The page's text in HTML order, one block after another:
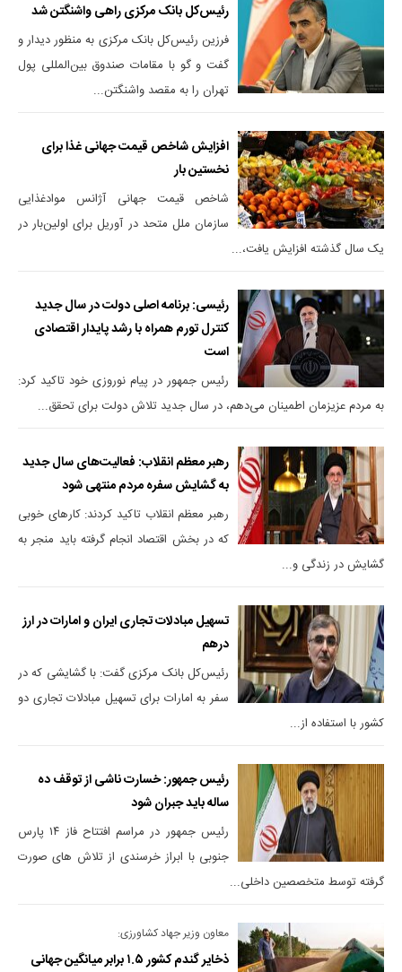
رئیس‌کل بانک مرکزی راهی واشنگتن شد
فرزین رئیس‌کل بانک مرکزی به منظور دیدار و
گفت و گو با مقامات صندوق بین‌المللی پول
تهران را به مقصد واشنگتن...
افزایش شاخص قیمت جهانی غذا برای
نخستین بار
شاخص قیمت جهانی آژانس موادغذایی
سازمان ملل متحد در آوریل برای اولین‌بار در
یک سال گذشته افزایش یافت،...
رئیسی: برنامه اصلی دولت در سال جدید
کنترل تورم همراه با رشد پایدار اقتصادی
است
رئیس جمهور در پیام نوروزی خود تاکید کرد:
به مردم عزیزمان اطمینان می‌دهم، در سال جدید تلاش دولت برای تحقق...
رهبر معظم انقلاب: فعالیت‌های سال جدید
به گشایش سفره مردم منتهی شود
رهبر معظم انقلاب تاکید کردند: کارهای خوبی
که در بخش اقتصاد انجام گرفته باید منجر به
گشایش در زندگی و...
تسهیل مبادلات تجاری ایران و امارات در ارز
درهم
رئیس‌کل بانک مرکزی گفت: با گشایشی که در
سفر به امارات برای تسهیل مبادلات تجاری دو
کشور با استفاده از...
رئیس جمهور: خسارت ناشی از توقف ده
ساله باید جبران شود
رئیس جمهور در مراسم افتتاح فاز ۱۴ پارس
جنوبی با ابراز خرسندی از تلاش های صورت
گرفته توسط متخصصین داخلی...
معاون وزیر جهاد کشاورزی:
ذخایر گندم کشور ۱.۵ برابر میانگین جهانی